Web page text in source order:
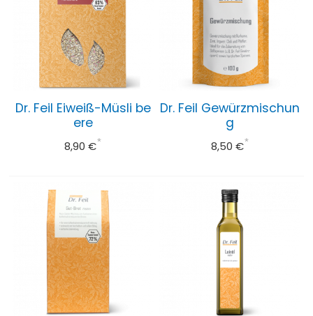
Unterstützung des Bindegewebes
PERFORMFür eine Top-
Versorgung in Training und Wettkampf
der Belastung
BücherBücher von Dr. Feil u. a.
Dr. Feil Eiweiß-Müsli be
ere
8,90 €*
Dr. Feil Gewürzmischun
g
8,50 €*